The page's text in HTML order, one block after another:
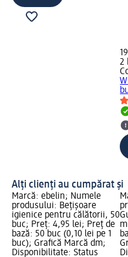
2
Alți clienți au cumpărat și
Marcă: ebelin; Numele
produsului: Bețișoare
igienice pentru călătorii, 50
buc; Preț: 4,95 lei; Preț de
bază: 50 buc (0,10 lei pe 1
buc); Grafică Marcă dm;
Disponibilitate: Status